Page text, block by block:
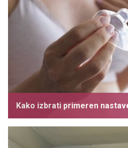
Kako izbrati primeren